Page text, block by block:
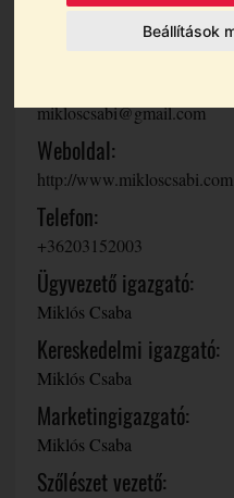
Beállítások
mikloscsabi@gmail.com
Weboldal:
http://www.mikloscsabi.com
Telefon:
+36203152003
Ügyvezető igazgató:
Miklós Csaba
Kereskedelmi igazgató:
Miklós Csaba
Marketingigazgató:
Miklós Csaba
Szőlészet vezető: